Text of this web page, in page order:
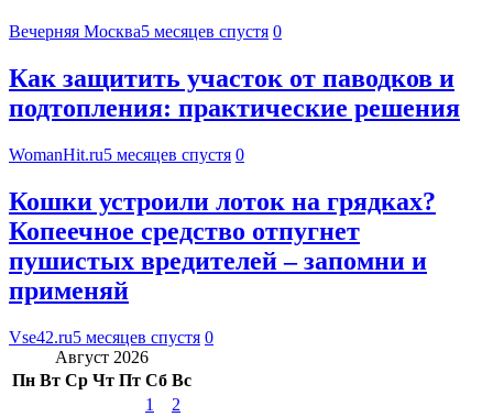
Вечерняя Москва5 месяцев спустя 0
Как защитить участок от паводков и
подтопления: практические решения
WomanHit.ru5 месяцев спустя 0
Кошки устроили лоток на грядках?
Копеечное средство отпугнет
пушистых вредителей – запомни и
применяй
Vse42.ru5 месяцев спустя 0
Август 2026
Пн Вт Ср Чт Пт Сб Вс
1
2